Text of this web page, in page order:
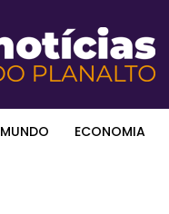
MUNDO ECONOMIA